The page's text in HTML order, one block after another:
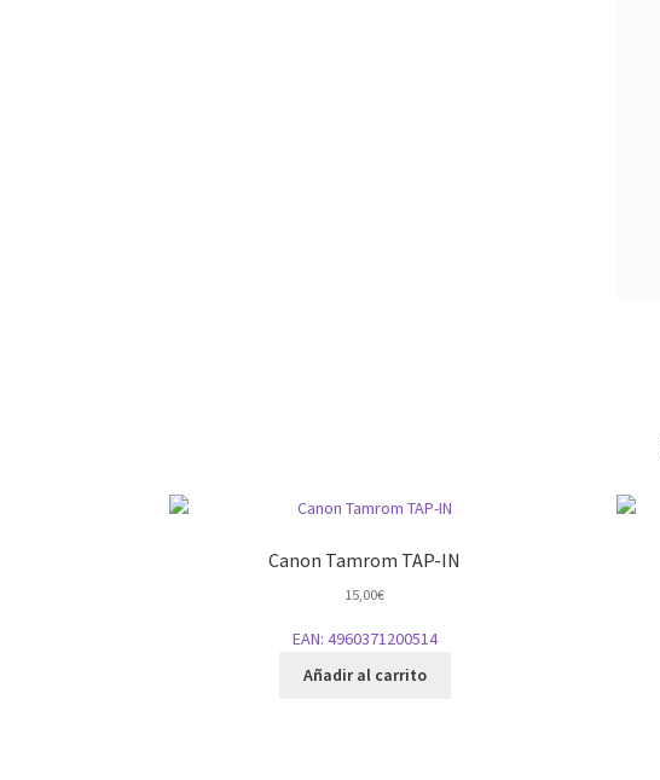
Canon Tamrom TAP-IN
15,00€
EAN: 4960371200514
Añadir al carrito